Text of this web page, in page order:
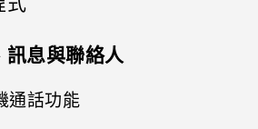
手機無法充電時該怎麼做？
為何電池電力消耗如此快速？
如何使用尋找我的裝置尋找手機
如何將內部儲存空間中的檔案和
卡中的相片。我該怎麼做？
可以復原已刪除的相片和影片
式
點選連結時，我的手機為何再也
無法顯示應用程式選項？
效能
為何手機反應緩慢且靜止不動？
與網路
卡
為電池充電
開啟或關閉手機
式
擷取手機畫面
開啟或關閉睡眠模式
程式更新
新增應用程式至主畫面
新增主畫面小工具
四鏡頭相機
開始使用相機應用程式
相機功能
專業模式
及移除應用程式
從 Google Play 商店取得應用
應用程式
訊息與聯絡人
通話功能